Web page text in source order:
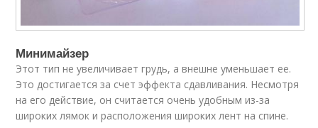
Минимайзер
Этот тип не увеличивает грудь, а внешне уменьшает ее.
Это достигается за счет эффекта сдавливания. Несмотря
на его действие, он считается очень удобным из-за
широких лямок и расположения широких лент на спине.